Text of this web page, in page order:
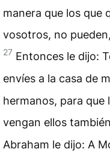
manera que los que
vosotros, no
27 Entonces le dijo:
envíes a la casa de
hermanos, para que
vengan ellos
Abraham le dijo: A